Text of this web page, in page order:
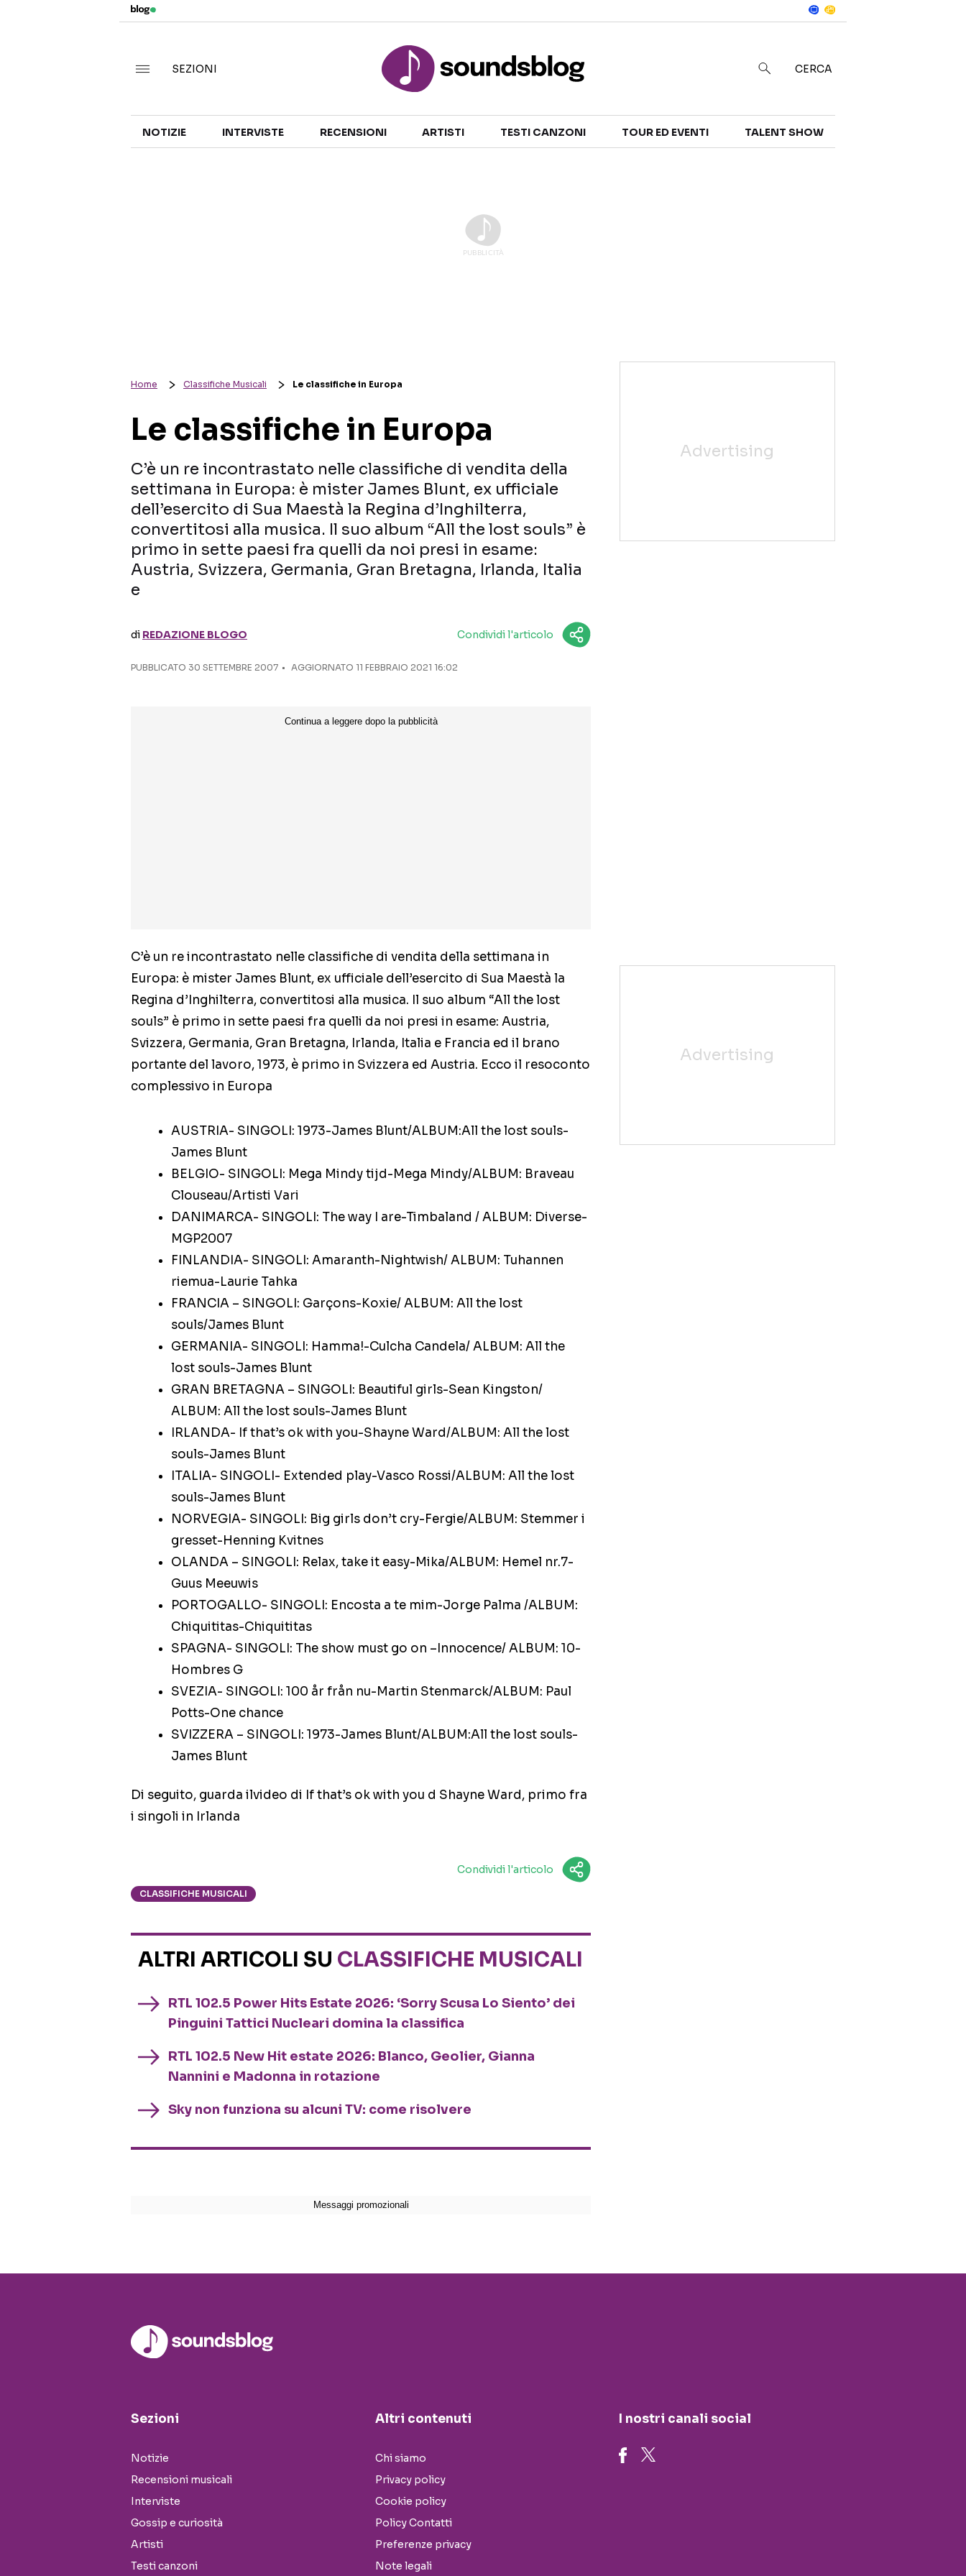
TALENT SHOW
SEZIONI CERCA
NOTIZIE INTERVISTE RECENSIONI ARTISTI TESTI CANZONI TOUR ED EVENTI TALENT SHOW
Home Classifiche Musicali Le classifiche in Europa
Le classifiche in Europa
C’è un re incontrastato nelle classifiche di vendita della
settimana in Europa: è mister James Blunt, ex ufficiale
dell’esercito di Sua Maestà la Regina d’Inghilterra,
convertitosi alla musica. Il suo album “All the lost souls” è
primo in sette paesi fra quelli da noi presi in esame:
Austria, Svizzera, Germania, Gran Bretagna, Irlanda, Italia
e
di REDAZIONE BLOGO Condividi l'articolo
PUBBLICATO 30 SETTEMBRE 2007 AGGIORNATO 11 FEBBRAIO 2021 16:02
C’è un re incontrastato nelle classifiche di vendita della settimana in
Europa: è mister James Blunt, ex ufficiale dell’esercito di Sua Maestà la
Regina d’Inghilterra, convertitosi alla musica. Il suo album “All the lost
souls” è primo in sette paesi fra quelli da noi presi in esame: Austria,
Svizzera, Germania, Gran Bretagna, Irlanda, Italia e Francia ed il brano
portante del lavoro, 1973, è primo in Svizzera ed Austria. Ecco il resoconto
complessivo in Europa
AUSTRIA- SINGOLI: 1973-James Blunt/ALBUM:All the lost souls-
James Blunt
BELGIO- SINGOLI: Mega Mindy tijd-Mega Mindy/ALBUM: Braveau
Clouseau/Artisti Vari
DANIMARCA- SINGOLI: The way I are-Timbaland / ALBUM: Diverse-
MGP2007
FINLANDIA- SINGOLI: Amaranth-Nightwish/ ALBUM: Tuhannen
riemua-Laurie Tahka
FRANCIA – SINGOLI: Garçons-Koxie/ ALBUM: All the lost
souls/James Blunt
GERMANIA- SINGOLI: Hamma!-Culcha Candela/ ALBUM: All the
lost souls-James Blunt
GRAN BRETAGNA – SINGOLI: Beautiful girls-Sean Kingston/
ALBUM: All the lost souls-James Blunt
IRLANDA- If that’s ok with you-Shayne Ward/ALBUM: All the lost
souls-James Blunt
ITALIA- SINGOLI- Extended play-Vasco Rossi/ALBUM: All the lost
souls-James Blunt
NORVEGIA- SINGOLI: Big girls don’t cry-Fergie/ALBUM: Stemmer i
gresset-Henning Kvitnes
OLANDA – SINGOLI: Relax, take it easy-Mika/ALBUM: Hemel nr.7-
Guus Meeuwis
PORTOGALLO- SINGOLI: Encosta a te mim-Jorge Palma /ALBUM:
Chiquititas-Chiquititas
SPAGNA- SINGOLI: The show must go on –Innocence/ ALBUM: 10-
Hombres G
SVEZIA- SINGOLI: 100 år från nu-Martin Stenmarck/ALBUM: Paul
Potts-One chance
SVIZZERA – SINGOLI: 1973-James Blunt/ALBUM:All the lost souls-
James Blunt
Di seguito, guarda ilvideo di If that’s ok with you d Shayne Ward, primo fra
i singoli in Irlanda
Condividi l'articolo
CLASSIFICHE MUSICALI
ALTRI ARTICOLI SU CLASSIFICHE MUSICALI
RTL 102.5 Power Hits Estate 2026: ‘Sorry Scusa Lo Siento’ dei
Pinguini Tattici Nucleari domina la classifica
RTL 102.5 New Hit estate 2026: Blanco, Geolier, Gianna
Nannini e Madonna in rotazione
Sky non funziona su alcuni TV: come risolvere
Sezioni
Notizie
Recensioni musicali
Interviste
Gossip e curiosità
Artisti
Testi canzoni
Altri contenuti
Chi siamo
Privacy policy
Cookie policy
Policy Contatti
Preferenze privacy
Note legali
I nostri canali social